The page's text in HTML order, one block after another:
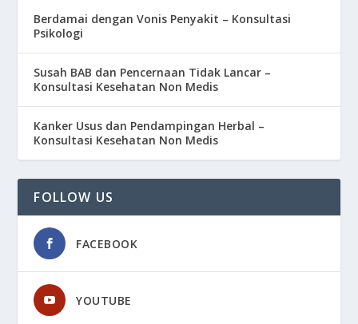
Berdamai dengan Vonis Penyakit – Konsultasi
Psikologi
Susah BAB dan Pencernaan Tidak Lancar –
Konsultasi Kesehatan Non Medis
Kanker Usus dan Pendampingan Herbal –
Konsultasi Kesehatan Non Medis
FOLLOW US
FACEBOOK
YOUTUBE